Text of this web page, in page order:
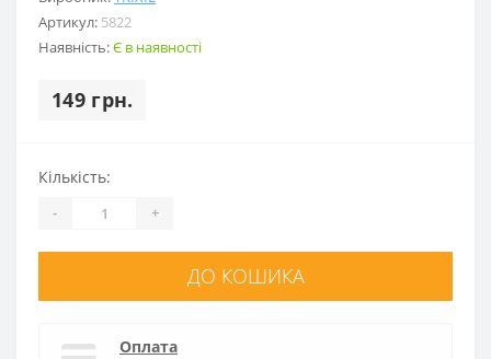
Артикул: 5822
Наявність:Є в наявності
149 грн.
Кількість:
- +
ДО КОШИКА
Оплата